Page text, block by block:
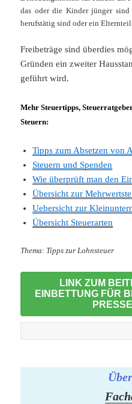
das oder die Kinder jünger
berufstätig sind oder ein
Freibeträge sind überdies
Gründen ein zweiter
geführt wird.
Mehr Steuertipps,
Steuern:
Tipps zum Absetzen von
Steuern und Spenden
Wie überprüft man den
Übersicht zur
Uebersicht zur
Übersicht Steuerarten
Thema: Tipps zur Lohnsteuer
LINK ZUM
EINBETTUNG FÜR